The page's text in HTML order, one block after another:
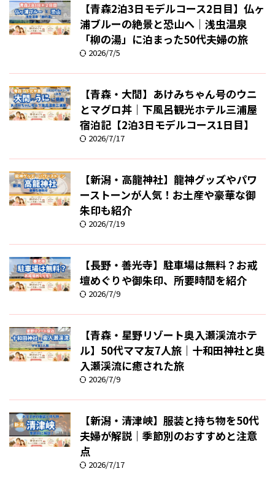
【青森2泊3日モデルコース2日目】仏ヶ
浦ブルーの絶景と恐山へ｜浅虫温泉
「柳の湯」に泊まった50代夫婦の旅
2026/7/5
【青森・大間】あけみちゃん号のウニ
とマグロ丼｜下風呂観光ホテル三浦屋
宿泊記【2泊3日モデルコース1日目】
2026/7/17
【新潟・高龍神社】龍神グッズやパワ
ーストーンが人気！お土産や豪華な御
朱印も紹介
2026/7/19
【長野・善光寺】駐車場は無料？お戒
壇めぐりや御朱印、所要時間を紹介
2026/7/9
【青森・星野リゾート奥入瀬渓流ホテ
ル】50代ママ友7人旅｜十和田神社と奥
入瀬渓流に癒された旅
2026/7/9
【新潟・清津峡】服装と持ち物を50代
夫婦が解説｜季節別のおすすめと注意
点
2026/7/17